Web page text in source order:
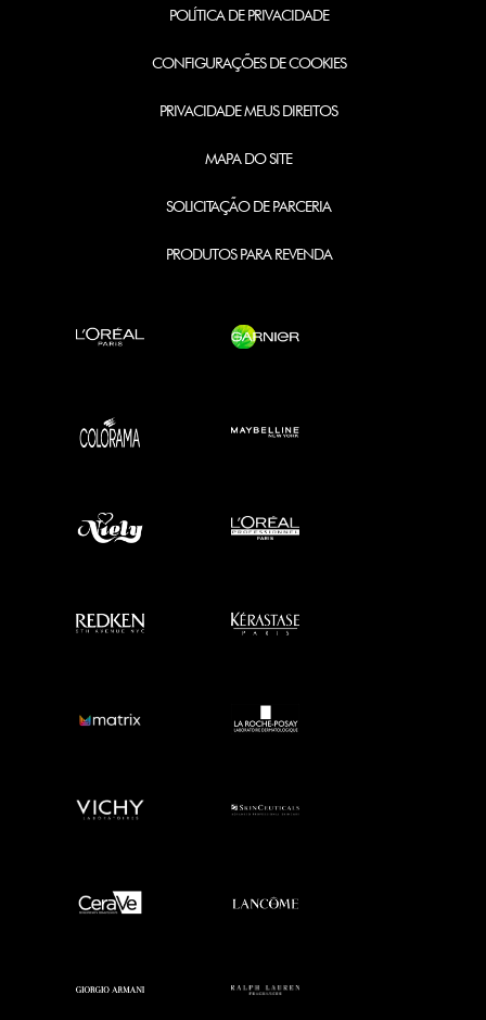
POLÍTICA DE PRIVACIDADE
CONFIGURAÇÕES DE COOKIES
PRIVACIDADE MEUS DIREITOS
MAPA DO SITE
SOLICITAÇÃO DE PARCERIA
PRODUTOS PARA REVENDA